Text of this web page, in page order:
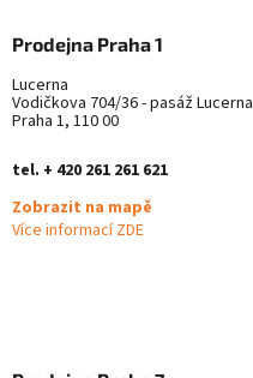
Prodejna Praha 1
Lucerna
Vodičkova 704/36 - pasáž Lucerna
Praha 1, 110 00
tel. + 420 261 261 621
Zobrazit na mapě
Více informací ZDE